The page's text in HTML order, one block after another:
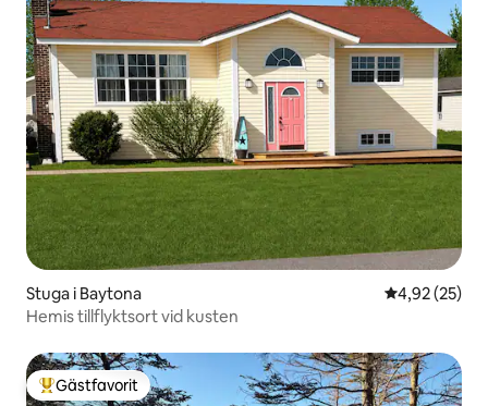
Stuga i Baytona 4,92 av 5 i
4,92 (25)
Hemis tillflyktsort vid kusten
Populär gästfavorit
Gästfavorit